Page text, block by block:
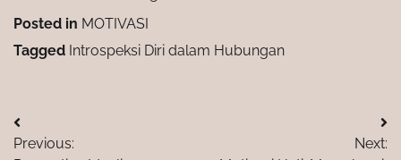
Posted in MOTIVASI
Tagged Introspeksi Diri dalam Hubungan
Post
Previous:
Next: